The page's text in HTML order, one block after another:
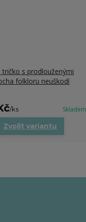
tričko s prodlouženými
folkloru neuškodí
/ks Skladem
Zvolit variantu